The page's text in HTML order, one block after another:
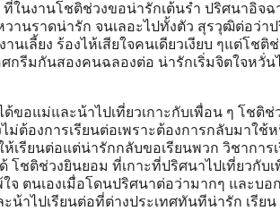
ที่ในงานโชติช่วงขอน่ารักเต้นรำ ปริศนาอิจฉ
านราดน่ารัก จนเลอะไปทั้งตัว สุรวุฒิต่อว่า
เลี้ยง ร้องไห้เสียใจคนเดียวเงียบ ๆแต่โชติช่
กรีมกันสองคนฉลองต่อ น่ารักเริ่มจิตใจหวั่น
ด้ขอแม่และน้าไปเที่ยวเกาะกับเพื่อน ๆ โชติช่
ต้องการเรียนต่อเพราะต้องการกลับมาใช้
เรียนต่อแต่น่ารักกลับขอเรียนพวก วิชาการ
โชติช่วงยินยอม ที่เกาะที่ปริศนาไปเที่ยวกับเ
จ ตนเองเมื่อโดนปริศนาต่อว่ามากๆ และบ
าไปเรียนต่อที่ต่างประเทศทันทีน่ารัก เรียน